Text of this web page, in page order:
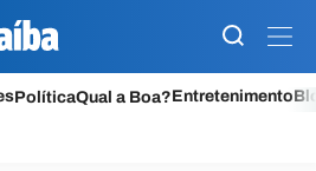
PolíticaQual a Boa?Entretenimento